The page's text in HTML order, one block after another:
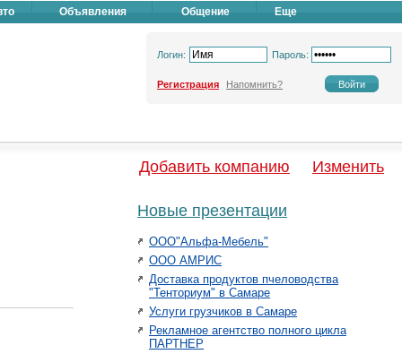
Объявления Общение Еще
Логин: Пароль:
Регистрация Напомнить?
Добавить компанию Изменить
Новые презентации
ООО"Альфа-Мебель"
ООО АМРИС
Доставка продуктов пчеловодства
"Тенториум" в Самаре
Услуги грузчиков в Самаре
Рекламное агентство полного цикла
ПАРТНЕР